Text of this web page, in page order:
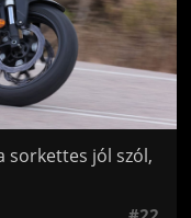
sorkettes jól szól,